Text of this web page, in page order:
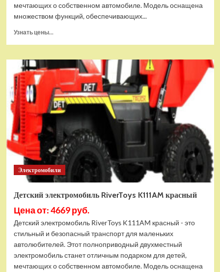
мечтающих о собственном автомобиле. Модель оснащена
множеством функций, обеспечивающих...
Узнать цены...
Детский
электромобиль
RiverToys
Y999YY
красный
глянец
Электромобили
Детский электромобиль RiverToys K111AM красный
Цена от: 4669 руб.
Детский электромобиль RiverToys K111AM красный - это
стильный и безопасный транспорт для маленьких
автолюбителей. Этот полноприводный двухместный
электромобиль станет отличным подарком для детей,
мечтающих о собственном автомобиле. Модель оснащена